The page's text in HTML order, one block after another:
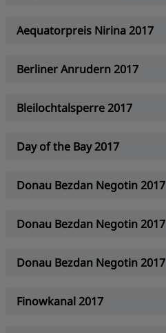
Aequatorpreis Nirina 2017
Berliner Anrudern 2017
Bleilochtalsperre 2017
Day of the Bay 2017
Donau Bezdan Negotin 2017
Donau Bezdan Negotin 2017
Donau Bezdan Negotin 2017
Finowkanal 2017